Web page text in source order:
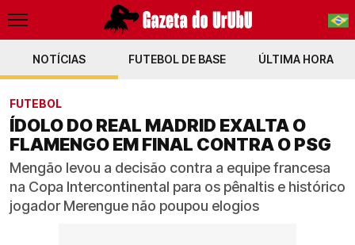
PT-BR
NOTÍCIAS FUTEBOL DE BASE ÚLTIMA HORA
FUTEBOL
ÍDOLO DO REAL MADRID EXALTA O
FLAMENGO EM FINAL CONTRA O PSG
Mengão levou a decisão contra a equipe francesa
na Copa Intercontinental para os pênaltis e histórico
jogador Merengue não poupou elogios